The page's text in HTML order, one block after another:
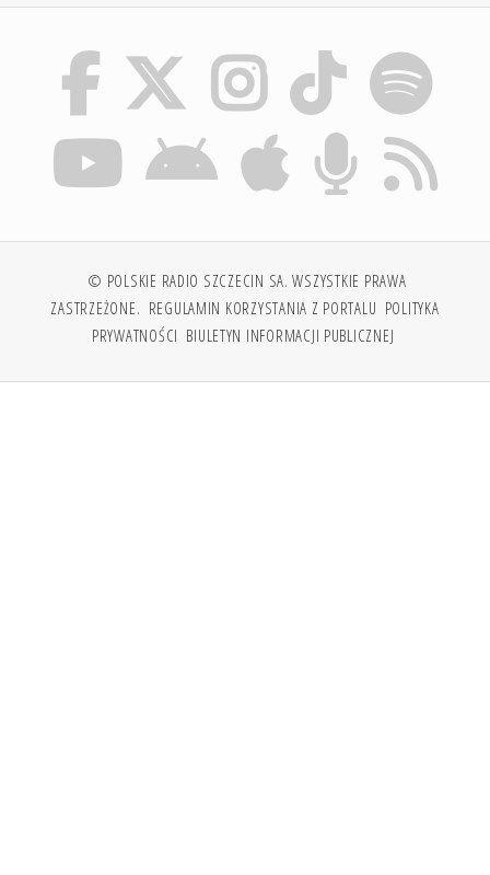
© POLSKIE RADIO SZCZECIN SA. WSZYSTKIE PRAWA
ZASTRZEŻONE. REGULAMIN KORZYSTANIA Z PORTALU POLITYKA
PRYWATNOŚCI BIULETYN INFORMACJI PUBLICZNEJ